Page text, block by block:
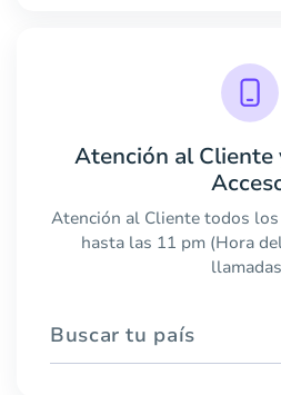
Atención al Cliente
Atención al Cliente todos
hasta las 11 pm (Hora
Buscar tu país